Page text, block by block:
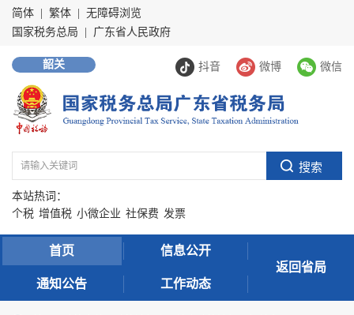
简体 繁体
无障碍浏览
国家税务总局
广东省人民政府
抖音 微博 微信
韶关
本站热词：
个税 增值税 小微企业 社保费 发票
首页 信息公开
通知公告 工作动态
返回省局